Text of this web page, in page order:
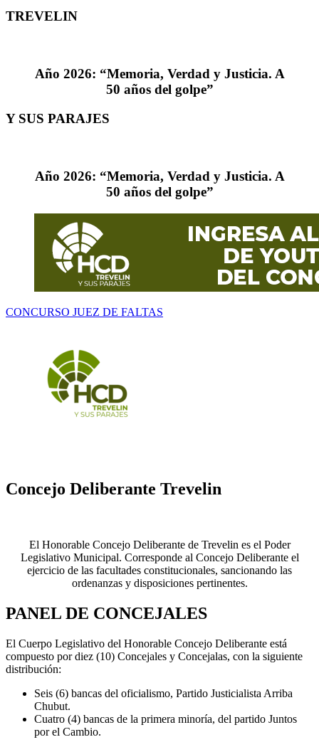
TREVELIN
Año 2026: “Memoria, Verdad y Justicia. A
50 años del golpe”
Y SUS PARAJES
Año 2026: “Memoria, Verdad y Justicia. A
50 años del golpe”
CONCURSO JUEZ DE FALTAS
Concejo Deliberante Trevelin
El Honorable Concejo Deliberante de Trevelin es el Poder
Legislativo Municipal. Corresponde al Concejo Deliberante el
ejercicio de las facultades constitucionales, sancionando las
ordenanzas y disposiciones pertinentes.
PANEL DE CONCEJALES
El Cuerpo Legislativo del Honorable Concejo Deliberante está
compuesto por diez (10) Concejales y Concejalas, con la siguiente
distribución:
Seis (6) bancas del oficialismo, Partido Justicialista Arriba
Chubut.
Cuatro (4) bancas de la primera minoría, del partido Juntos
por el Cambio.